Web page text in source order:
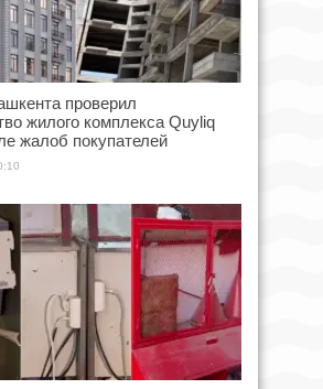
проверил
жилого комплекса Quyliq
жалоб покупателей